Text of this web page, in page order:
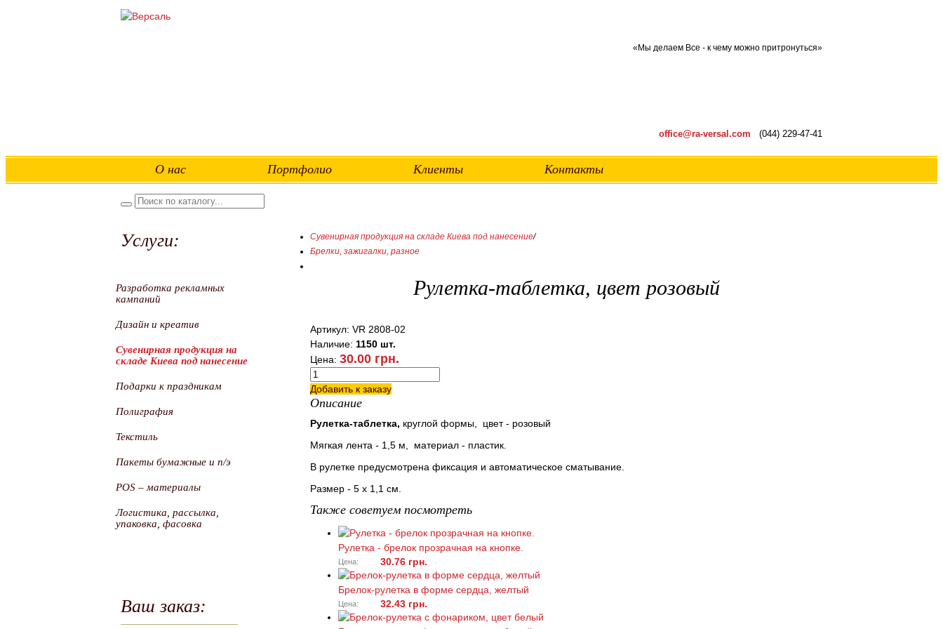
«Мы делаем Все - к чему можно притронуться»
office@ra-versal.com (044) 229-47-41
О нас Портфолио Клиенты Контакты
Услуги:
Разработка рекламных
кампаний
Дизайн и креатив
Сувенирная продукция на
складе Киева под нанесение
Подарки к праздникам
Полиграфия
Текстиль
Пакеты бумажные и п/э
POS – материалы
Логистика, рассылка,
упаковка, фасовка
Ваш заказ:
Сувенирная продукция на складе Киева под нанесение/
Брелки, зажигалки, разное
Рулетка-таблетка, цвет розовый
Артикул: VR 2808-02
Наличие: 1150 шт.
Цена: 30.00 грн.
Добавить к заказу
Описание
Рулетка-таблетка, круглой формы, цвет - розовый
Мягкая лента - 1,5 м, материал - пластик.
В рулетке предусмотрена фиксация и автоматическое сматывание.
Размер - 5 х 1,1 см.
Также советуем посмотреть
Рулетка - брелок прозрачная на кнопке.
Цена: 30.76 грн.
Брелок-рулетка в форме сердца, желтый
Цена: 32.43 грн.